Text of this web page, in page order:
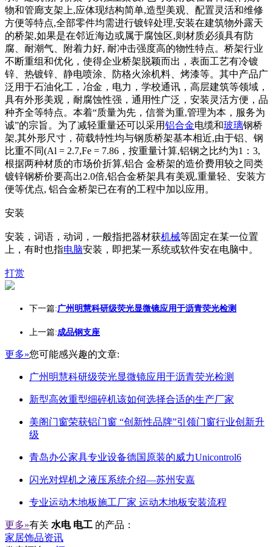
物和管廊支架上,应体现结构简单,造型美观、配置灵活和维修
方便等特点,全部零件均需进行镀锌处理,安装在建筑物外露天
的桥架,如果是在邻近海边或属于腐蚀区,则材质必须具有防
腐、耐潮气、附着力好, 耐冲击强度高的物性特点。桥架行业
不断重组和优化，使得企业桥架脱颖而出，表面工艺有冷镀
锌、热镀锌、静电喷涂、防格火涂机料、烤漆等。其中产品广
泛用于石油化工，冶金，电力，学校通讯，高层建筑等领域，
具有外形美观，耐腐蚀性强，通用性广泛，安装灵活方便，品
种齐全等特点。本着“质量为先，信誉为重,管理为本，服务为
诚”的宗旨。为了减轻重量还可以采用铝合金电缆和玻璃钢桥
架,其外形尺寸，荷载特性均与钢质桥架基本相近,由于铝、钢
比重不同(Al = 2.7,Fe = 7.86，按重量计算,铝钢之比约为1：3,
根据两种材质的市场价折算,铝合 金桥架的造价费用较之同类
镀锌钢桥价要高出2.0倍,铝合金桥架具有美观,重量轻、安装方
便等优点, 铝合金桥架已在有的工程中加以应用。
安装
安装，词语，动词，一般指把器材获机械等固定在某一位置
上，有时也指电脑安装，即把某一系统或软件安在电脑中。
打赏
下一篇:广州明慧科研级荧光显微镜应用于沥青荧光检测
上一篇:成品钢支座
更多»您可能感兴趣的文章:
广州明慧科研级荧光显微镜应用于沥青荧光检测
新型高效重型细碎机该如何选择合适的生产厂家
美阁门窗荣获铝门窗 “创新性品牌”引领门窗行业创新升
级
青岛办公家具专业设备德国原装的威力Unicontrol6
闪光对焊机之液压系统介绍—苏州安嘉
专业运动木地板施工厂家 运动木地板安装流程
更多»有关 水电 电工 的产品：
家居饰品资讯